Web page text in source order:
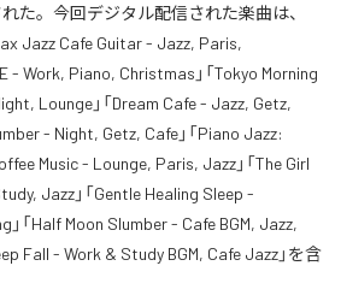
た。今回デジタル配信された楽曲は、
Jazz Cafe Guitar - Jazz, Paris,
- Work, Piano, Christmas」「Tokyo Morning
Lounge」「Dream Cafe - Jazz, Getz,
- Night, Getz, Cafe」「Piano Jazz:
Music - Lounge, Paris, Jazz」「The Girl
Jazz」「Gentle Healing Sleep -
「Half Moon Slumber - Cafe BGM, Jazz,
Fall - Work & Study BGM, Cafe Jazz」を含